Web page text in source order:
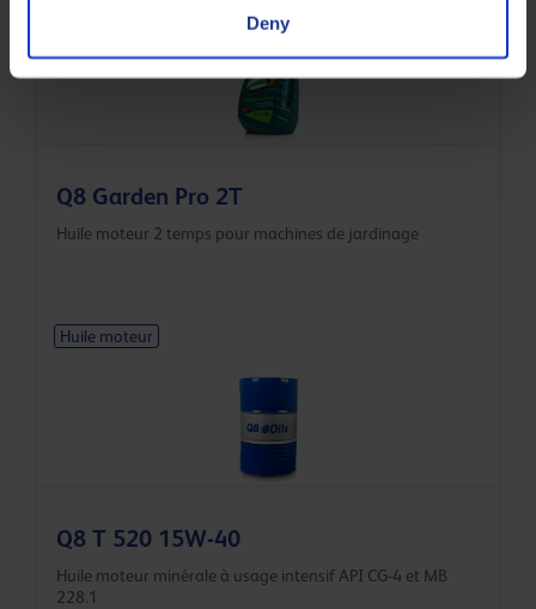
Deny
Q8 Garden Pro 2T
Huile moteur 2 temps pour machines de jardinage
Huile moteur
Q8 T 520 15W-40
Huile moteur minérale à usage intensif API CG-4 et MB
228.1